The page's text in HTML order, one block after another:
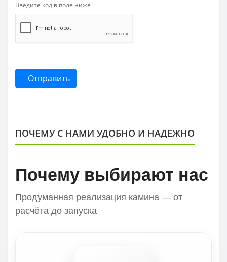
Введите код в поле ниже
Отправить
ПОЧЕМУ С НАМИ УДОБНО И НАДЕЖНО
Почему выбирают нас
Продуманная реализация камина — от
расчёта до запуска